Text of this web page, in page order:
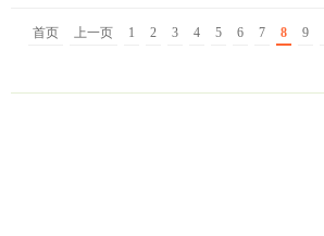
首页 上一页 1 2 3 4 5 6 7 8 9